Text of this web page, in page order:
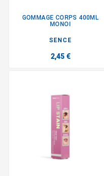
GOMMAGE CORPS 400ML
MONOI
SENCE
2,45 €